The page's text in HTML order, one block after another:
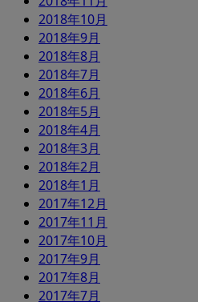
2018年10月
2018年9月
2018年8月
2018年7月
2018年6月
2018年5月
2018年4月
2018年3月
2018年2月
2018年1月
2017年12月
2017年11月
2017年10月
2017年9月
2017年8月
2017年7月